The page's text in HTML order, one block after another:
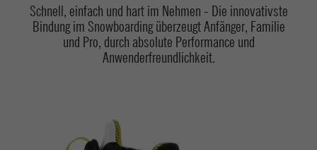
Schnell, einfach und hart im Nehmen - Die innovativste
Bindung im Snowboarding überzeugt Anfänger, Familie
und Pro, durch absolute Performance und
Anwenderfreundlichkeit.